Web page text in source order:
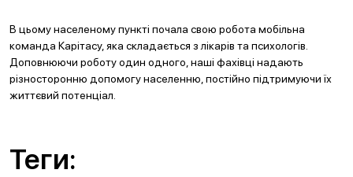
В цьому населеному пункті почала свою робота мобільна
команда Карітасу, яка складається з лікарів та психологів.
Доповнюючи роботу один одного, наші фахівці надають
різносторонню допомогу населенню, постійно підтримуючи їх
життєвий потенціал.
Теги: